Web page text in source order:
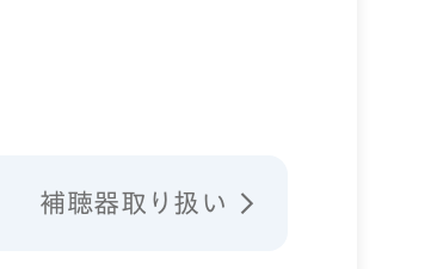
補聴器取り扱い